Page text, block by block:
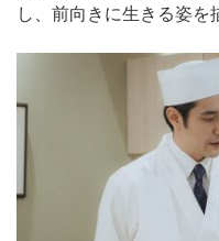
し、前向きに生きる姿を